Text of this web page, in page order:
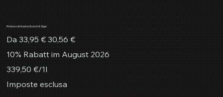
Profumo di ricarica Scotch & Cigar
Da Prezzo
originale
33,95 € Prezzo
scontato
30,56 €
10% Rabatt im August 2026
339,50 €
per
litro
339,50 €/1l
Imposte esclusa